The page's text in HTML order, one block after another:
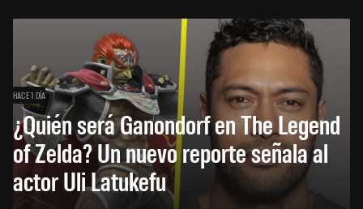
HACE 1 DÍA
¿Quién será Ganondorf en The Legend
of Zelda? Un nuevo reporte señala al
actor Uli Latukefu